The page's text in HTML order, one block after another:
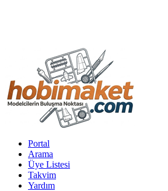
Portal
Arama
Üye Listesi
Takvim
Yardım